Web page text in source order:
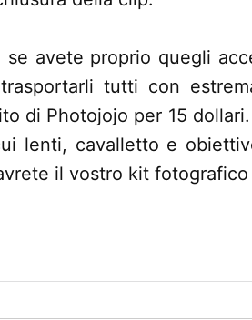
se avete proprio quegli
tutti con
di Photojojo per 15
lenti, cavalletto e
il vostro kit